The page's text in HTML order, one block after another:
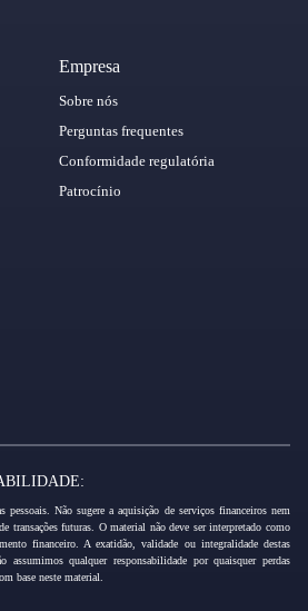
Empresa
Sobre nós
Perguntas frequentes
Conformidade regulatória
Patrocínio
Não sugere a aquisição de serviços financeiros nem
transações futuras. O material não deve ser interpretado como
financeiro. A exatidão, validade ou integralidade destas
assumimos qualquer responsabilidade por quaisquer perdas
base neste material.